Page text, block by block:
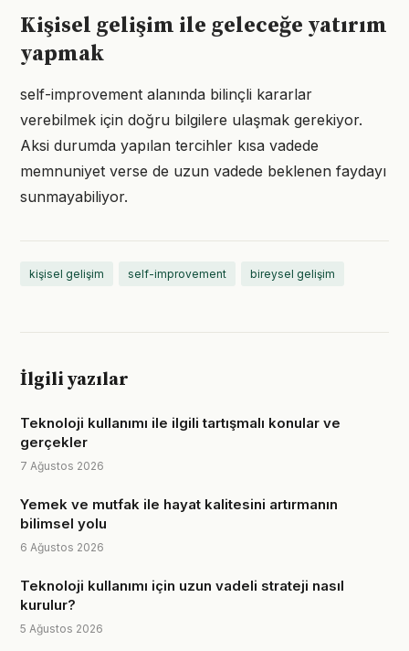
Kişisel gelişim ile geleceğe yatırım
yapmak
self-improvement alanında bilinçli kararlar
verebilmek için doğru bilgilere ulaşmak gerekiyor.
Aksi durumda yapılan tercihler kısa vadede
memnuniyet verse de uzun vadede beklenen faydayı
sunmayabiliyor.
kişisel gelişim self-improvement bireysel gelişim
İlgili yazılar
Teknoloji kullanımı ile ilgili tartışmalı konular ve
gerçekler
7 Ağustos 2026
Yemek ve mutfak ile hayat kalitesini artırmanın
bilimsel yolu
6 Ağustos 2026
Teknoloji kullanımı için uzun vadeli strateji nasıl
kurulur?
5 Ağustos 2026